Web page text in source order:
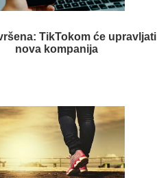
TikTokom će upravljati
nova kompanija